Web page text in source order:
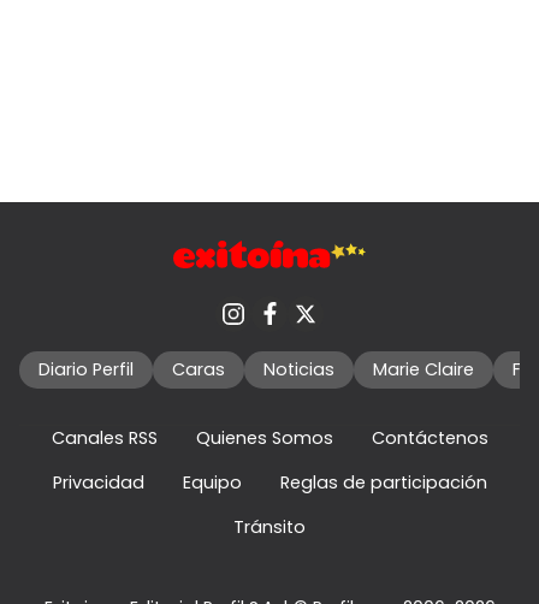
Diario Perfil Caras Noticias Marie Claire
Canales RSS Quienes Somos
Contáctenos
Privacidad
Equipo
Reglas de participación
Tránsito